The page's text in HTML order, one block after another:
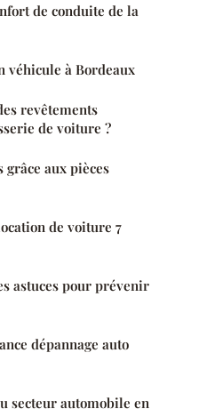
de conduite de la
véhicule à Bordeaux
revêtements
de voiture ?
aux pièces
de voiture 7
astuces pour prévenir
dépannage auto
secteur automobile en